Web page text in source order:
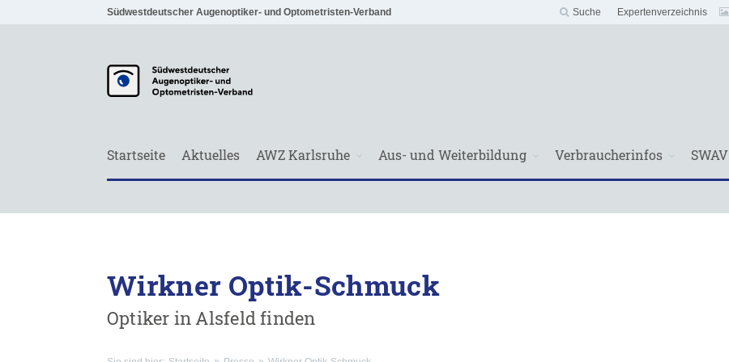
Südwestdeutscher Augenoptiker- und Optometristen-Verband Expertenverzeichnis
Suche
Startseite Aktuelles AWZ Karlsruhe Aus- und Weiterbildung Verbraucherinfos SWAV
Wirkner Optik-Schmuck
Optiker in Alsfeld finden